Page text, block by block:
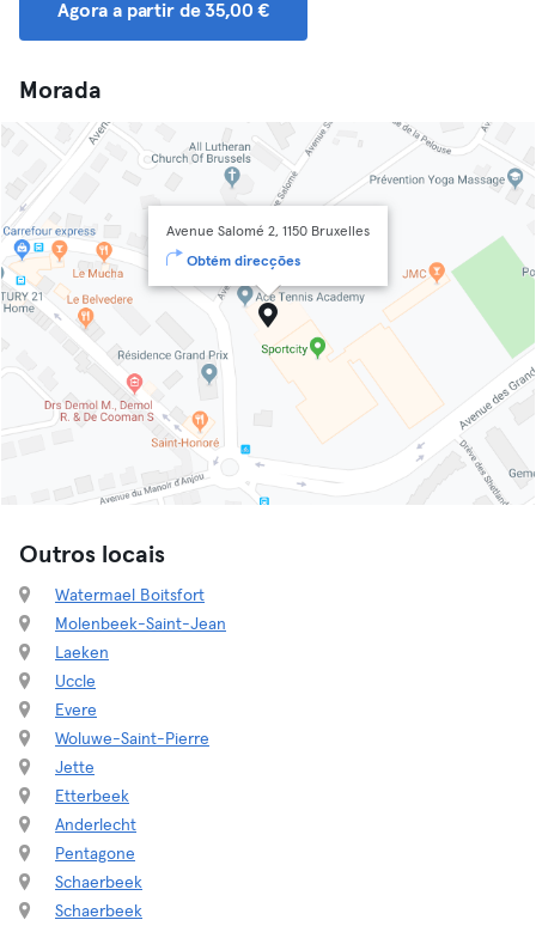
Agora a partir de 35,00 €
Morada
Avenue Salomé 2, 1150 Bruxelles
Obtém direcções
Outros locais
Watermael Boitsfort
Molenbeek-Saint-Jean
Laeken
Uccle
Evere
Woluwe-Saint-Pierre
Jette
Etterbeek
Anderlecht
Pentagone
Schaerbeek
Schaerbeek